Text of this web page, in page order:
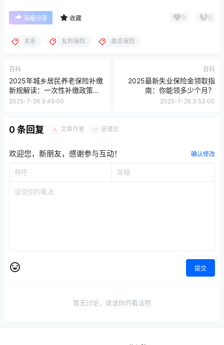
海报分享 收藏 0 0
关系 友邦保险 美亚保险
百科
2025年城乡居民养老保险补缴
新规解读：一次性补缴政策全
面升级！
2025-7-26 3:49:00
百科
2025最新失业保险金领取指
南：你能领多少个月？
2025-7-26 3:53:00
0 条回复 A 文章作者 M 管理员
欢迎您，新朋友，感谢参与互动！ 确认修改
提交
暂无讨论，说说你的看法吧